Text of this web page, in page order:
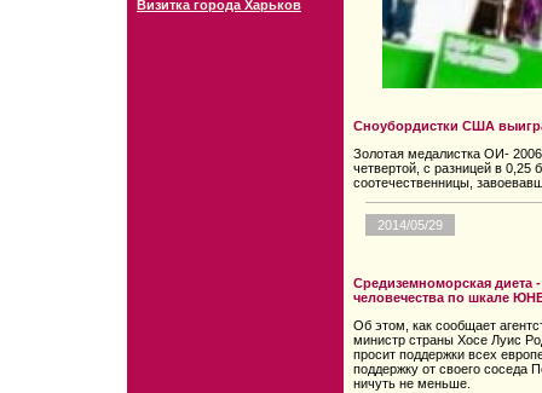
Визитка города Харьков
Сноубордистки США
Золотая медалистка ОИ-
четвертой, с разницей в 0,25
соотечественницы,
2014/05/29
Средиземноморская диета
человечества по шкале
Об этом, как сообщает
министр страны Хосе Луис
просит поддержки всех
поддержку от своего соседа
ничуть не меньше.